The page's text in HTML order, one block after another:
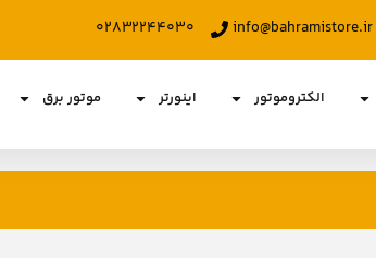
info@bahramistore.ir ۰۲۸۳۲۲۴۴۰۳۰
الکتروموتور اینورتر موتور برق